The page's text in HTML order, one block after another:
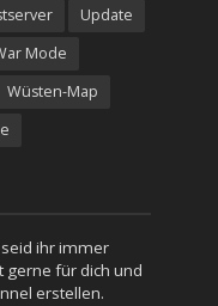
Update
Mode
Wüsten-Map
ihr immer
gerne für dich und
erstellen.